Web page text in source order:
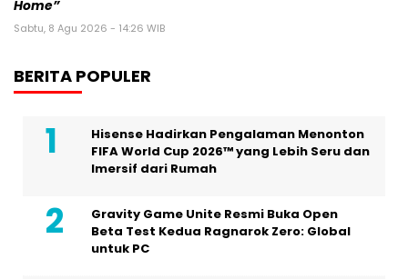
Home”
Sabtu, 8 Agu 2026 - 14:26 WIB
BERITA POPULER
Hisense Hadirkan Pengalaman Menonton
FIFA World Cup 2026™ yang Lebih Seru dan
Imersif dari Rumah
Gravity Game Unite Resmi Buka Open
Beta Test Kedua Ragnarok Zero: Global
untuk PC